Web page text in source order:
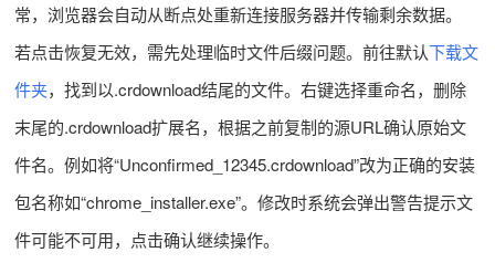
常，浏览器会自动从断点处重新连接服务器并传输剩余数据。
若点击恢复无效，需先处理临时文件后缀问题。前往默认下载文
件夹，找到以.crdownload结尾的文件。右键选择重命名，删除
末尾的.crdownload扩展名，根据之前复制的源URL确认原始文
件名。例如将“Unconfirmed_12345.crdownload”改为正确的安装
包名称如“chrome_installer.exe”。修改时系统会弹出警告提示文
件可能不可用，点击确认继续操作。